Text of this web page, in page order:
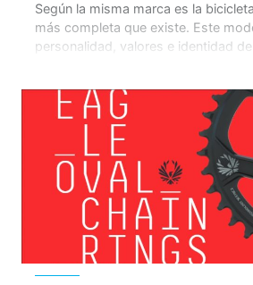
Según la misma marca es la
más completa que existe. Este
personalidad, valores e identidad